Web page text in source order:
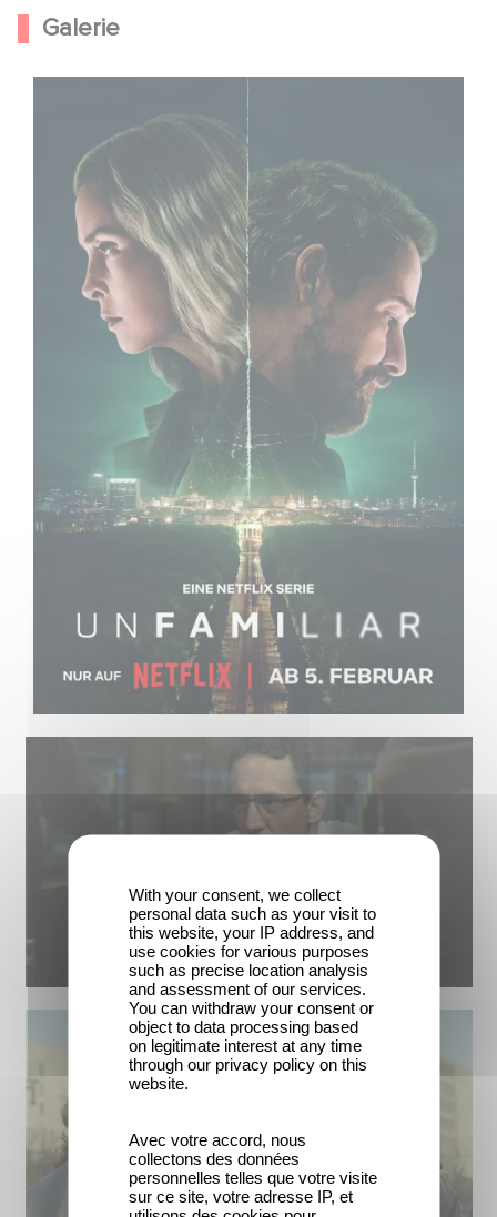
Galerie
With your consent, we collect
personal data such as your visit to
this website, your IP address, and
use cookies for various purposes
such as precise location analysis
and assessment of our services.
You can withdraw your consent or
object to data processing based
on legitimate interest at any time
through our privacy policy on this
website.
Avec votre accord, nous
collectons des données
personnelles telles que votre visite
sur ce site, votre adresse IP, et